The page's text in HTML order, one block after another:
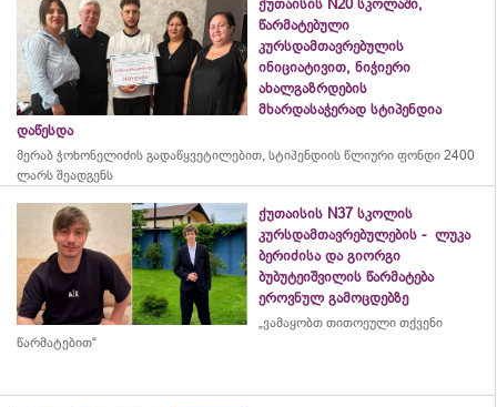
ქუთაისის N20 სკოლაში,
წარმატებული
კურსდამთავრებულის
ინიციატივით, ნიჭიერი
ახალგაზრდების
მხარდასაჭერად სტიპენდია
დაწესდა
მერაბ ჭოხონელიძის გადაწყვეტილებით, სტიპენდიის წლიური ფონდი 2400
ლარს შეადგენს
ქუთაისის N37 სკოლის
კურსდამთავრებულების - ლუკა
ბერიძისა და გიორგი
ბუბუტეიშვილის წარმატება
ეროვნულ გამოცდებზე
„ვამაყობთ თითოეული თქვენი
წარმატებით“